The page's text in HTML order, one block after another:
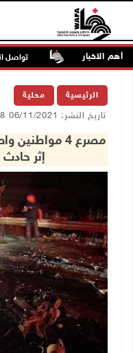
أهم الاخبار
غرب جنين تواصل
الرئيسية محلية
تاريخ النشر: 06/11/2021 06:48 ص
مصرع 4
إثر